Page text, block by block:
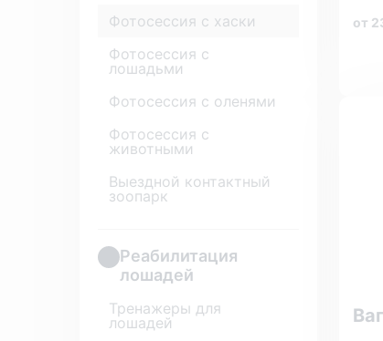
Фотосессия с хаски
Фотосессия с
лошадьми
Фотосессия с оленями
Фотосессия с
животными
Выездной контактный
зоопарк
Реабилитация
лошадей
Тренажеры для
лошадей
от